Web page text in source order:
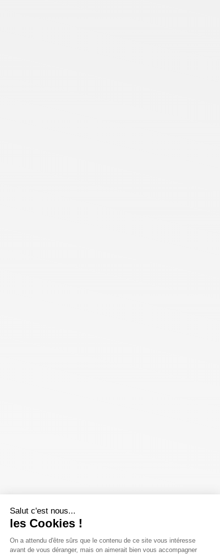
Salut c'est nous...
les Cookies !
On a attendu d'être sûrs que le contenu de ce site vous intéresse
avant de vous déranger, mais on aimerait bien vous accompagner